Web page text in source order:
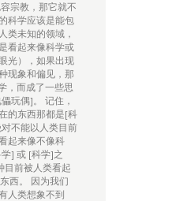
宗教，那它就不
科学应该是能包
类未知的领域，
看起来像科学或
光），如果出现
现象和偏见，那
，而成了一些思
玩偶]。 记住，
的东西那都是[科
不能以人类目前
起来像不像科
] 或 [科学]之
目前被人类看起
西。 因为我们
人类想象不到